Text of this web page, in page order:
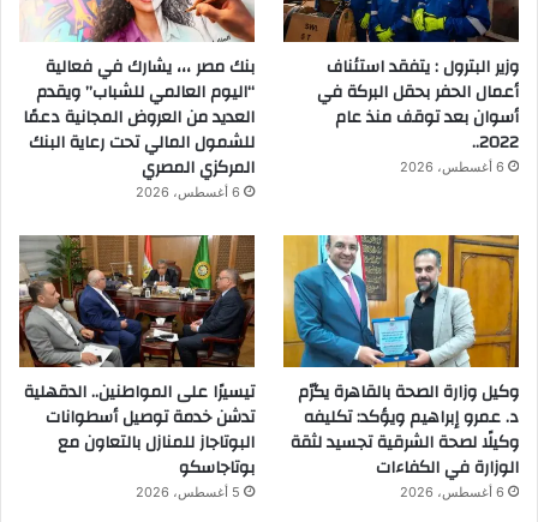
وزير البترول : يتفقد استئناف
أعمال الحفر بحقل البركة في
أسوان بعد توقف منذ عام
2022..
6 أغسطس، 2026
بنك مصر ،،، يشارك في فعالية
“اليوم العالمي للشباب” ويقدم
العديد من العروض المجانية دعمًا
للشمول المالي تحت رعاية البنك
المركزي المصري
6 أغسطس، 2026
وكيل وزارة الصحة بالقاهرة يكرّم
د. عمرو إبراهيم ويؤكد: تكليفه
وكيلًا لصحة الشرقية تجسيد لثقة
الوزارة في الكفاءات
6 أغسطس، 2026
تيسيرًا على المواطنين.. الدقهلية
تدشن خدمة توصيل أسطوانات
البوتاجاز للمنازل بالتعاون مع
بوتاجاسكو
5 أغسطس، 2026